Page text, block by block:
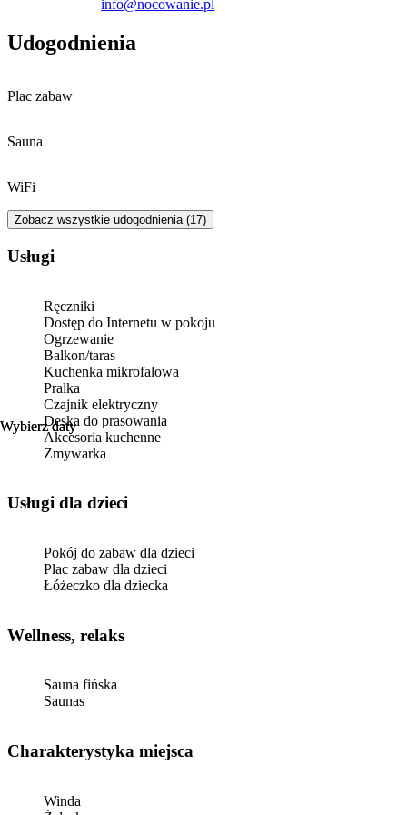
info@nocowanie.pl
Wybierz daty
Wybierz daty
Udogodnienia
Plac zabaw
Sauna
WiFi
Zobacz wszystkie udogodnienia (17)
Usługi
Ręczniki
Dostęp do Internetu w pokoju
Ogrzewanie
Balkon/taras
Kuchenka mikrofalowa
Pralka
Czajnik elektryczny
Deska do prasowania
Akcesoria kuchenne
Zmywarka
usługi dla dzieci
Pokój do zabaw dla dzieci
Plac zabaw dla dzieci
Łóżeczko dla dziecka
Wellness, relaks
Sauna fińska
Saunas
Charakterystyka miejsca
Winda